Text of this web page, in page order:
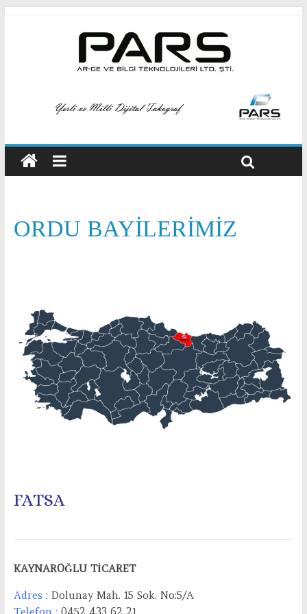
ORDU BAYILERIMIZ
FATSA
KAYNAROĞLU TİCARET
Adres : Dolunay Mah. 15 Sok. No:5/A
Telefon : 0452 433 62 21